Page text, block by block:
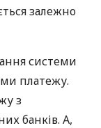
залежно
системи
платежу.
з
банків. А,